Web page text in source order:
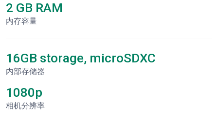
2 GB RAM
内存容量
16GB storage, microSDXC
内部存储器
1080p
相机分辨率